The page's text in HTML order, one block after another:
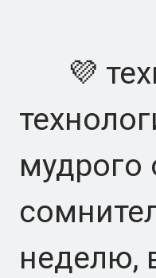
💜
мудрого
неделю,